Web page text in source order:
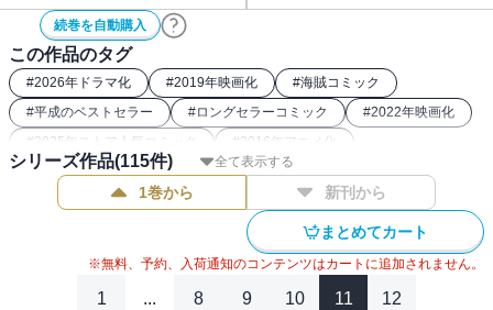
続巻を自動購入
この作品のタグ
#2026年ドラマ化 #2019年映画化 #海賊コミック
#平成のベストセラー #ロングセラーコミック #2022年映画化
#2025年ストア人気コミック #2016年アニメ化
#週刊少年ジャンプ（00年代） #2023年ドラマ化
ONEPIECE関連作 #最強主人公コミック
# 26年春ドラマ・映画化
全て表示する
シリーズ作品(115件)
1巻から 新刊から
まとめてカート
※無料、予約、入荷通知のコンテンツはカートに追加されません。
1 ... 8 9 10 11 12